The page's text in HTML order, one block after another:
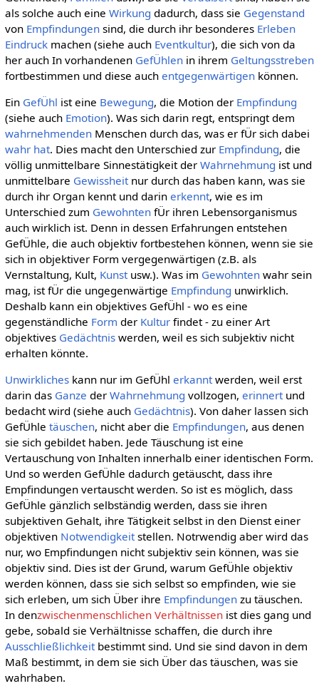
als solche auch eine Wirkung dadurch, dass sie Gegenstand
von Empfindungensind, die durch ihr besonderes Erleben
Eindruckmachen (siehe auch Eventkultur), die sich von da
her auch In vorhandenen GefÜhlenin ihrem Geltungsstreben
fortbestimmen und diese auch entgegenwärtigenkönnen.
Ein GefÜhl ist eine Bewegung, die Motion der Empfindung
(siehe auch Emotion). Was sich darin regt, entspringt dem
wahrnehmendenMenschen durch das, was er fÜr sich dabei
wahr hat. Dies macht den Unterschied zur Empfindung, die
völlig unmittelbare Sinnestätigkeit der Wahrnehmung ist und
unmittelbare Gewissheitnur durch das haben kann, was sie
durch ihr Organ kennt und darin erkennt, wie es im
Unterschied zum GewohntenfÜr ihren Lebensorganismus
auch wirklich ist. Denn in dessen Erfahrungen entstehen
GefÜhle, die auch objektiv fortbestehen können, wenn sie sie
sich in objektiver Form vergegenwärtigen (z.B. als
Vernstaltung, Kult, Kunstusw.). Was im Gewohntenwahr sein
mag, ist fÜr die ungegenwärtige Empfindung unwirklich.
Deshalb kann ein objektives GefÜhl - wo es eine
gegenständliche Form der Kulturfindet - zu einer Art
objektives Gedächtniswerden, weil es sich subjektiv nicht
erhalten könnte.
Unwirklicheskann nur im GefÜhl erkanntwerden, weil erst
darin das Ganze der Wahrnehmung vollzogen, erinnertund
bedacht wird (siehe auch Gedächtnis). Von daher lassen sich
GefÜhle täuschen, nicht aber die Empfindungen, aus denen
sie sich gebildet haben. Jede Täuschung ist eine
Vertauschung von Inhalten innerhalb einer identischen Form.
Und so werden GefÜhle dadurch getäuscht, dass ihre
Empfindungen vertauscht werden. So ist es möglich, dass
GefÜhle gänzlich selbständig werden, dass sie ihren
subjektiven Gehalt, ihre Tätigkeit selbst in den Dienst einer
objektiven Notwendigkeitstellen. Notrwendig aber wird das
nur, wo Empfindungen nicht subjektiv sein können, was sie
objektiv sind. Dies ist der Grund, warum GefÜhle objektiv
werden können, dass sie sich selbst so empfinden, wie sie
sich erleben, um sich Über ihre Empfindungenzu täuschen.
In denzwischenmenschlichen Verhältnissenist dies gang und
gebe, sobald sie Verhältnisse schaffen, die durch ihre
Ausschließlichkeitbestimmt sind. Und sie sind davon in dem
Maß bestimmt, in dem sie sich Über das täuschen, was sie
wahrhaben.